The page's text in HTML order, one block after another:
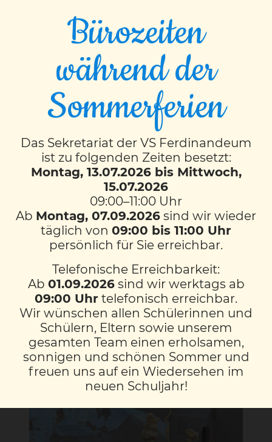
Erlebnis Chemie
Am Freitag, dem 9.2.2024 öffnete sich eine
sehr besondere Tür für uns. Wir waren im
Hörsaal des Instituts für Chemie an der Uni
Graz zu Gast.
Wir erlebten spannende Experimente mit
flüssigem Stickstoff, brennenden
Gummibärchen, feurigen Explosionen mit
Bärlappsporen, sahen fliegende
In den Laborräumen durften wir, wie echte
Chemiker, forschen und stellten unsere
eigene Lavalampe her.
Mit Filterpapier experimentierten wir zum
Thema Chromatographie.
Bürozeiten
während der
Sommerferien
Das Sekretariat der VS Ferdinandeum
ist zu folgenden Zeiten besetzt:
Montag, 13.07.2026 bis Mittwoch,
15.07.2026
09:00–11:00 Uhr
Ab Montag, 07.09.2026 sind wir wieder
täglich von 09:00 bis 11:00 Uhr
persönlich für Sie erreichbar.
Telefonische Erreichbarkeit:
Ab 01.09.2026sind wir werktags ab
09:00 Uhr telefonisch erreichbar.
Wir wünschen allen Schülerinnen und
Schülern, Eltern sowie unserem
gesamten Team einen erholsamen,
sonnigen und schönen Sommer und
freuen uns auf ein Wiedersehen im
neuen Schuljahr!